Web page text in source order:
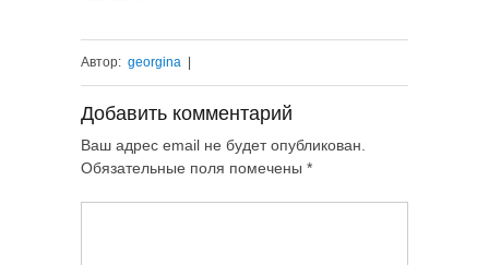
Автор: georgina
Добавить комментарий
Ваш адрес email не будет опубликован.
Обязательные поля помечены *